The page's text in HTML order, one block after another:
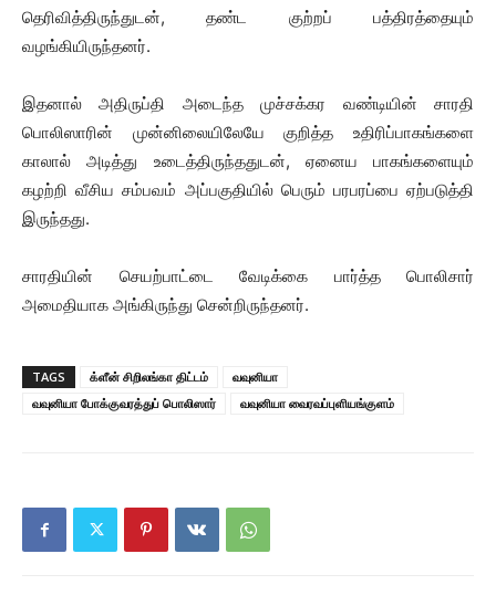
தெரிவித்திருந்துடன், தண்ட குற்றப் பத்திரத்தையும்
வழங்கியிருந்தனர்.
இதனால் அதிருப்தி அடைந்த முச்சக்கர வண்டியின் சாரதி
பொலிஸாரின் முன்னிலையிலேயே குறித்த உதிரிப்பாகங்களை
காலால் அடித்து உடைத்திருந்ததுடன், ஏனைய பாகங்களையும்
கழற்றி வீசிய சம்பவம் அப்பகுதியில் பெரும் பரபரப்பை ஏற்படுத்தி
இருந்தது.
சாரதியின் செயற்பாட்டை வேடிக்கை பார்த்த பொலிசார்
அமைதியாக அங்கிருந்து சென்றிருந்தனர்.
TAGS க்ளீன் சிறிலங்கா திட்டம்
வவுனியா
வவுனியா போக்குவரத்துப் பொலிஸார்
வவுனியா வைரவப்புளியங்குளம்